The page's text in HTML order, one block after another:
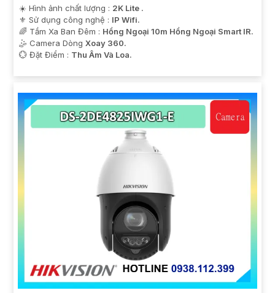
☀️ Hình ảnh chất lượng : 2K Lite .
⚜️ Sử dụng công nghệ : IP Wifi.
🌈 Tầm Xa Ban Đêm : Hồng Ngoại 10m Hồng Ngoại Smart IR.
🤹 Camera Dòng Xoay 360.
️💮 Đặt Điểm : Thu Âm Và Loa.